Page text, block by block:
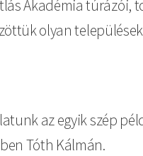
Akadémia túrázói,
olyan
az egyik szép
Tóth Kálmán.